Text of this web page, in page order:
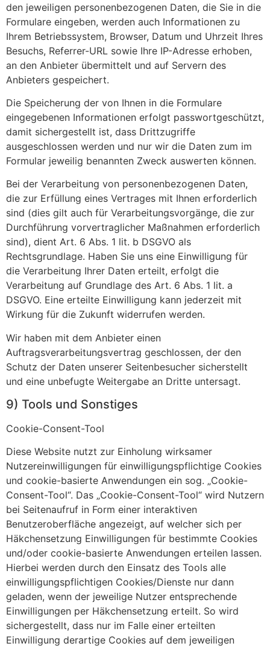
den jeweiligen personenbezogenen Daten, die Sie in die
Formulare eingeben, werden auch Informationen zu
Ihrem Betriebssystem, Browser, Datum und Uhrzeit Ihres
Besuchs, Referrer-URL sowie Ihre IP-Adresse erhoben,
an den Anbieter übermittelt und auf Servern des
Anbieters gespeichert.
Die Speicherung der von Ihnen in die Formulare
eingegebenen Informationen erfolgt passwortgeschützt,
damit sichergestellt ist, dass Drittzugriffe
ausgeschlossen werden und nur wir die Daten zum im
Formular jeweilig benannten Zweck auswerten können.
Bei der Verarbeitung von personenbezogenen Daten,
die zur Erfüllung eines Vertrages mit Ihnen erforderlich
sind (dies gilt auch für Verarbeitungsvorgänge, die zur
Durchführung vorvertraglicher Maßnahmen erforderlich
sind), dient Art. 6 Abs. 1 lit. b DSGVO als
Rechtsgrundlage. Haben Sie uns eine Einwilligung für
die Verarbeitung Ihrer Daten erteilt, erfolgt die
Verarbeitung auf Grundlage des Art. 6 Abs. 1 lit. a
DSGVO. Eine erteilte Einwilligung kann jederzeit mit
Wirkung für die Zukunft widerrufen werden.
Wir haben mit dem Anbieter einen
Auftragsverarbeitungsvertrag geschlossen, der den
Schutz der Daten unserer Seitenbesucher sicherstellt
und eine unbefugte Weitergabe an Dritte untersagt.
9) Tools und Sonstiges
Cookie-Consent-Tool
Diese Website nutzt zur Einholung wirksamer
Nutzereinwilligungen für einwilligungspflichtige Cookies
und cookie-basierte Anwendungen ein sog. „Cookie-
Consent-Tool“. Das „Cookie-Consent-Tool“ wird Nutzern
bei Seitenaufruf in Form einer interaktiven
Benutzeroberfläche angezeigt, auf welcher sich per
Häkchensetzung Einwilligungen für bestimmte Cookies
und/oder cookie-basierte Anwendungen erteilen lassen.
Hierbei werden durch den Einsatz des Tools alle
einwilligungspflichtigen Cookies/Dienste nur dann
geladen, wenn der jeweilige Nutzer entsprechende
Einwilligungen per Häkchensetzung erteilt. So wird
sichergestellt, dass nur im Falle einer erteilten
Einwilligung derartige Cookies auf dem jeweiligen